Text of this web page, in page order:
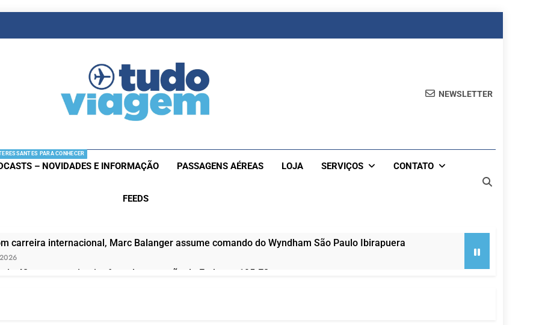
NEWSLETTER
PARA CONHECER
– NOVIDADES E INFORMAÇÃO PASSAGENS AÉREAS LOJA SERVIÇOS CONTATO
FEEDS
carreira internacional, Marc Balanger assume comando do Wyndham São Paulo Ibirapuera
42 rotas na primeira fase de operação do Embraer 195-E2